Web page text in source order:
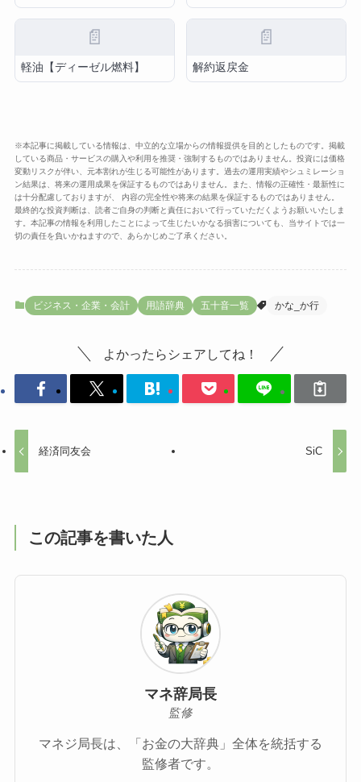
📄
軽油【ディーゼル燃料】
📄
解約返戻金
※本記事に掲載している情報は、中立的な立場からの情報提供を目的としたものです。掲載
している商品・サービスの購入や利用を推奨・強制するものではありません。投資には価格
変動リスクが伴い、元本割れが生じる可能性があります。過去の運用実績やシュミレーショ
ン結果は、将来の運用成果を保証するものではありません。また、情報の正確性・最新性に
は十分配慮しておりますが、 内容の完全性や将来の結果を保証するものではありません。
最終的な投資判断は、読者ご自身の判断と責任において行っていただくようお願いいたしま
す。本記事の情報を利用したことによって生じたいかなる損害についても、当サイトでは一
切の責任を負いかねますので、あらかじめご了承ください。
ビジネス・企業・会計 用語辞典 五十音一覧 かな_か行
よかったらシェアしてね！
経済同友会 SiC
この記事を書いた人
マネ辞局長
監修
マネジ局長は、「お金の大辞典」全体を統括する
監修者です。